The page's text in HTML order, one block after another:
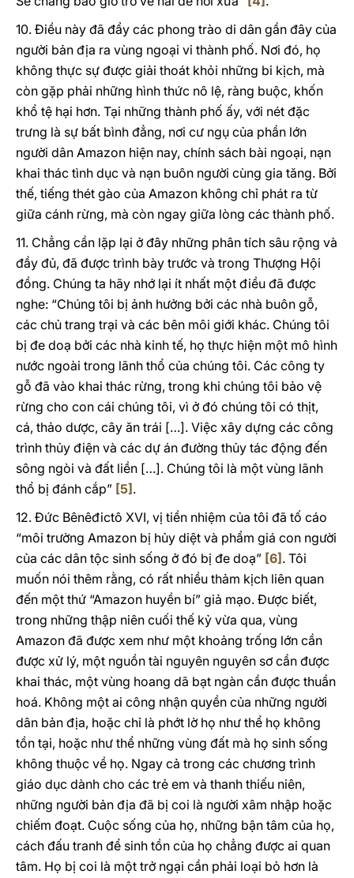
10. Điều này đã đẩy các phong trào di dân gần đây của
người bản địa ra vùng ngoại vi thành phố. Nơi đó, họ
không thực sự được giải thoát khỏi những bi kịch, mà
còn gặp phải những hình thức nô lệ, ràng buộc, khốn
khổ tệ hại hơn. Tại những thành phố ấy, với nét đặc
trưng là sự bất bình đẳng, nơi cư ngụ của phần lớn
người dân Amazon hiện nay, chính sách bài ngoại, nạn
khai thác tình dục và nạn buôn người cùng gia tăng. Bởi
thế, tiếng thét gào của Amazon không chỉ phát ra từ
giữa cánh rừng, mà còn ngay giữa lòng các thành phố.
11. Chẳng cần lặp lại ở đây những phân tích sâu rộng và
đầy đủ, đã được trình bày trước và trong Thượng Hội
đồng. Chúng ta hãy nhớ lại ít nhất một điều đã được
nghe: “Chúng tôi bị ảnh hưởng bởi các nhà buôn gỗ,
các chủ trang trại và các bên môi giới khác. Chúng tôi
bị đe doạ bởi các nhà kinh tế, họ thực hiện một mô hình
nước ngoài trong lãnh thổ của chúng tôi. Các công ty
gỗ đã vào khai thác rừng, trong khi chúng tôi bảo vệ
rừng cho con cái chúng tôi, vì ở đó chúng tôi có thịt,
cá, thảo dược, cây ăn trái […]. Việc xây dựng các công
trình thủy điện và các dự án đường thủy tác động đến
sông ngòi và đất liền […]. Chúng tôi là một vùng lãnh
thổ bị đánh cắp” [5] .
12. Đức Bênêđictô XVI, vị tiền nhiệm của tôi đã tố cáo
“môi trường Amazon bị hủy diệt và phẩm giá con người
của các dân tộc sinh sống ở đó bị đe doạ” [6] . Tôi
muốn nói thêm rằng, có rất nhiều thảm kịch liên quan
đến một thứ “Amazon huyền bí” giả mạo. Được biết,
trong những thập niên cuối thế kỷ vừa qua, vùng
Amazon đã được xem như một khoảng trống lớn cần
được xử lý, một nguồn tài nguyên nguyên sơ cần được
khai thác, một vùng hoang dã bạt ngàn cần được thuần
hoá. Không một ai công nhận quyền của những người
dân bản địa, hoặc chỉ là phớt lờ họ như thể họ không
tồn tại, hoặc như thể những vùng đất mà họ sinh sống
không thuộc về họ. Ngay cả trong các chương trình
giáo dục dành cho các trẻ em và thanh thiếu niên,
những người bản địa đã bị coi là người xâm nhập hoặc
chiếm đoạt. Cuộc sống của họ, những bận tâm của họ,
cách đấu tranh để sinh tồn của họ chẳng được ai quan
tâm. Họ bị coi là một trở ngại cần phải loại bỏ hơn là